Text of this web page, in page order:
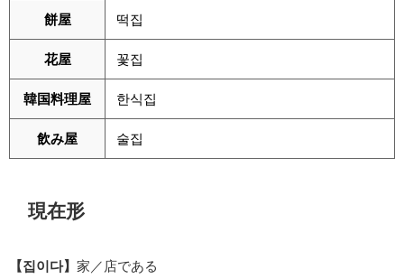
餅屋 떡집
花屋 꽃집
韓国料理屋 한식집
飲み屋 술집
現在形
【집이다】 家／店である